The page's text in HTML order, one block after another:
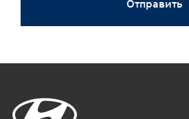
Отправить